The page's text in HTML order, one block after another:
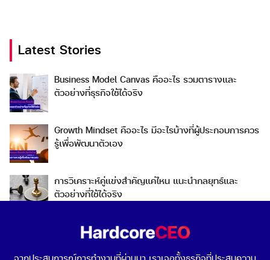
Search
for:
Search
Latest Stories
Business Model Canvas คืออะไร รวมตารางและ
ตัวอย่างที่ธุรกิจใช้ได้จริง
Growth Mindset คืออะไร มีอะไรบ้างที่ผู้ประกอบการควร
รู้เพื่อพัฒนาตัวเอง
การวิเคราะห์คู่แข่งสำคัญแค่ไหน แนะนำกลยุทธ์และ
ตัวอย่างที่ใช้ได้จริง
Go To Market คืออะไร เลือกกลยุทธ์การเข้าสู่ตลาดต่าง